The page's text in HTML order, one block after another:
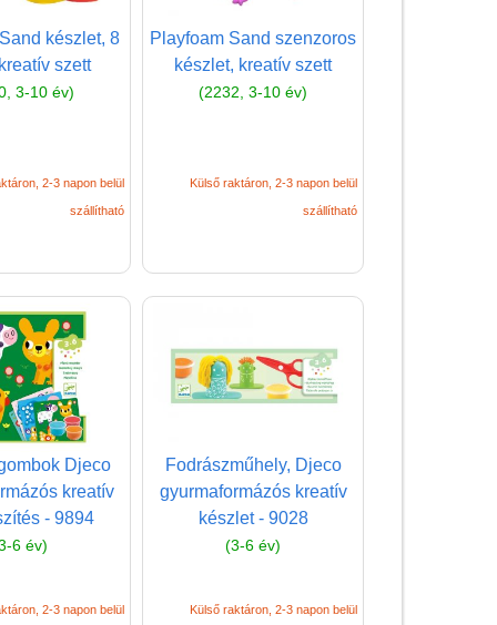
készlet, 8
szett
3-10 év)
2-3 napon belül
szállítható
Playfoam Sand szenzoros
készlet, kreatív szett
(2232, 3-10 év)
Külső raktáron, 2-3 napon belül
szállítható
Djeco
kreatív
- 9894
6 év)
2-3 napon belül
Fodrászműhely, Djeco
gyurmaformázós kreatív
készlet - 9028
(3-6 év)
Külső raktáron, 2-3 napon belül
szappankréta
Méhviasz termékek
Mágnestábla
Stencil, festősablon,
Kreatív játékok kicsiknek
Kreatív játékok
Kreatív játékok
lányoknak
Kreatív poszter készítés